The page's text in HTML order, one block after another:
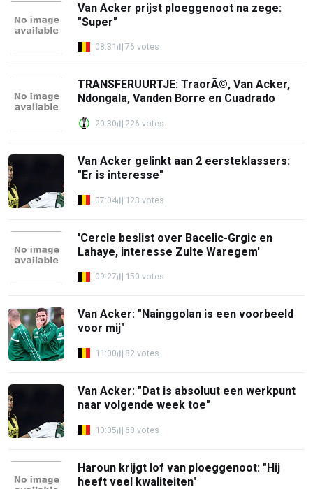
Van Acker prijst ploeggenoot na zege:
"Super"
08:31 76 votes
TRANSFERUURTJE: TraorÃ©, Van Acker,
Ndongala, Vanden Borre en Cuadrado
20:30 226 votes
Van Acker gelinkt aan 2 eersteklassers:
"Er is interesse"
07:04 123 votes
'Cercle beslist over Bacelic-Grgic en
Lahaye, interesse Zulte Waregem'
09:27 150 votes
Van Acker: "Nainggolan is een voorbeeld
voor mij"
11:00 82 votes
Van Acker: "Dat is absoluut een werkpunt
naar volgende week toe"
10:05 68 votes
Haroun krijgt lof van ploeggenoot: "Hij
heeft veel kwaliteiten"